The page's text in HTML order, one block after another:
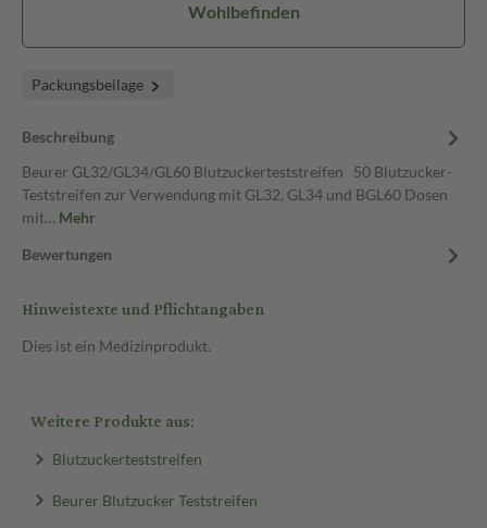
Wohlbefinden
Packungsbeilage
Beschreibung
Beurer GL32/GL34/GL60 Blutzuckerteststreifen 50 Blutzucker-
Teststreifen zur Verwendung mit GL32, GL34 und BGL60 Dosen
mit… Mehr
Bewertungen
Hinweistexte und Pflichtangaben
Dies ist ein Medizinprodukt.
Weitere Produkte aus:
Blutzuckerteststreifen
Beurer Blutzucker Teststreifen